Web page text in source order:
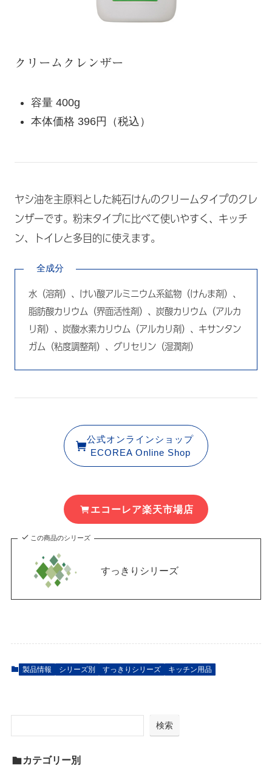
クリームクレンザー
容量 400g
本体価格 396円（税込）
ヤシ油を主原料とした純石けんのクリームタイプのクレ
ンザーです。粉末タイプに比べて使いやすく、キッチ
ン、トイレと多目的に使えます。
全成分
水（溶剤）、けい酸アルミニウム系鉱物（けんま剤）、
脂肪酸カリウム（界面活性剤）、炭酸カリウム（アルカ
リ剤）、炭酸水素カリウム（アルカリ剤）、キサンタン
ガム（粘度調整剤）、グリセリン（湿潤剤）
公式オンラインショップ
ECOREA Online Shop
エコーレア楽天市場店
この商品のシリーズ
すっきりシリーズ
製品情報 シリーズ別 すっきりシリーズ キッチン用品
検索
カテゴリー別